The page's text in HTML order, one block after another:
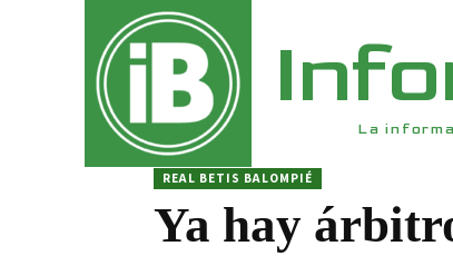
La
REAL BETIS BALOMPIÉ
Ya hay